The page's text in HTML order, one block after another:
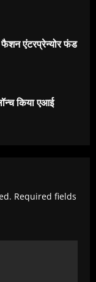
एंटरप्रेन्योर फंड
किया एआई
Required fields